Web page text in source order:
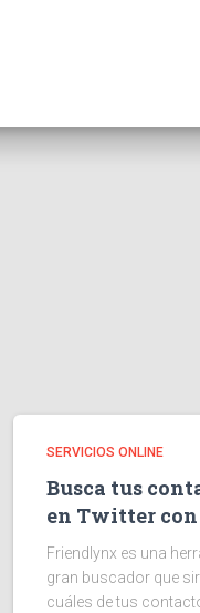
SERVICIOS ONLINE
Busca tus
en Twitter
Friendlynx es una
gran buscador que
cuáles de tus